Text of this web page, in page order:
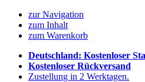
zur Navigation
zum Inhalt
zum Warenkorb
Deutschland: Kostenloser
Kostenloser Rückversand
Zustellung in 2 Werktagen.